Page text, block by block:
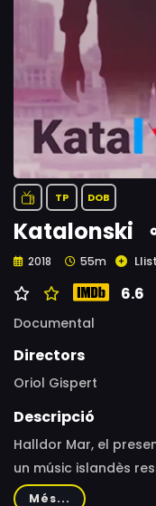
TP DOB
Katalonski
2018 55m
6.6
Documental
Directors
Oriol Gispert
Descripció
Halldor Mar, el
un músic islandès
diferents llocs del
Més...